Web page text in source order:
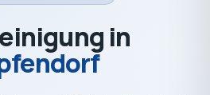
in